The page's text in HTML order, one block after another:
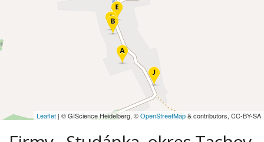
Leaflet | © GIScience Heidelberg, ©OpenStreetMap& contributors, CC-BY-SA